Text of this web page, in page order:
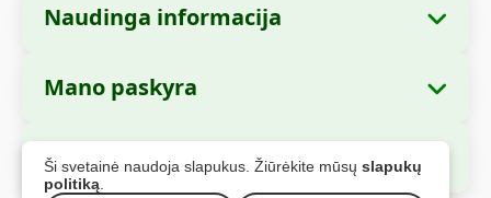
Ši svetainė naudoja slapukus. Žiūrėkite mūsų slapukų
politiką
Imones informacija
Imones pavadinimas:
Distribution S.R.L.
Buveine:Strada Cuza Voda nr. 97, Sector 4,
Bucuresti, 040283, Rumunija
Naudinga informacija
Kaip uzsisakyti?
Mokejimo büdai
Siuntimo informacija
Mano paskyra
Mano uzsakymai
Asmens duomenys
Saugus apmokejimas